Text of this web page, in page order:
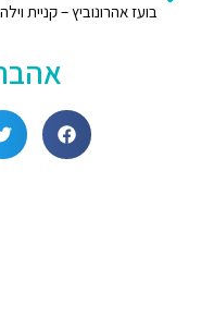
בועז אהרונוביץ – קניית